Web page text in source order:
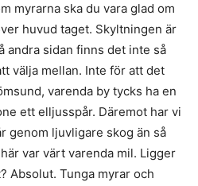
myrarna ska du vara glad om
huvud taget. Skyltningen är
andra sidan finns det inte så
välja mellan. Inte för att det
varenda by tycks ha en
ett elljusspår. Däremot har vi
genom ljuvligare skog än så
var värt varenda mil. Ligger
Absolut. Tunga myrar och